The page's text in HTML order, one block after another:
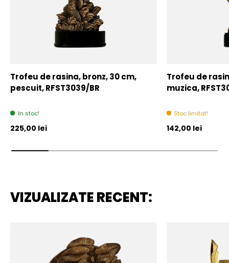
Trofeu de rasina, bronz, 30 cm,
pescuit, RFST3039/BR
In stoc!
Pret initial
225,00 lei
Trofeu de
muzica,
Stoc limitat!
Pret initial
142,00 lei
VIZUALIZATE RECENT: